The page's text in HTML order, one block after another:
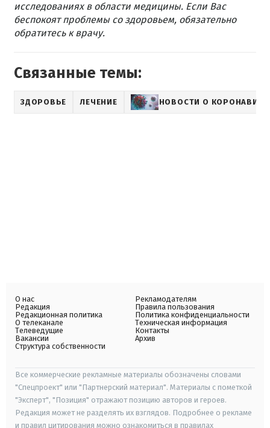
исследованиях в области медицины. Если Вас
беспокоят проблемы со здоровьем, обязательно
обратитесь к врачу.
Связанные темы:
ЗДОРОВЬЕ ЛЕЧЕНИЕ НОВОСТИ О
О нас
Редакция
Редакционная политика
О телеканале
Телеведущие
Вакансии
Структура собственности
Рекламодателям
Правила пользования
Политика конфиденциальности
Техническая информация
Контакты
Архив
Все коммерческие рекламные материалы обозначены словами
"Спецпроект" или "Партнерский материал". Материалы с пометкой
"Эксперт", "Позиция" отражают позицию авторов и героев.
Редакция может не разделять их взглядов. Подробнее о рекламе
и правил цитирования можно ознакомиться в правилах